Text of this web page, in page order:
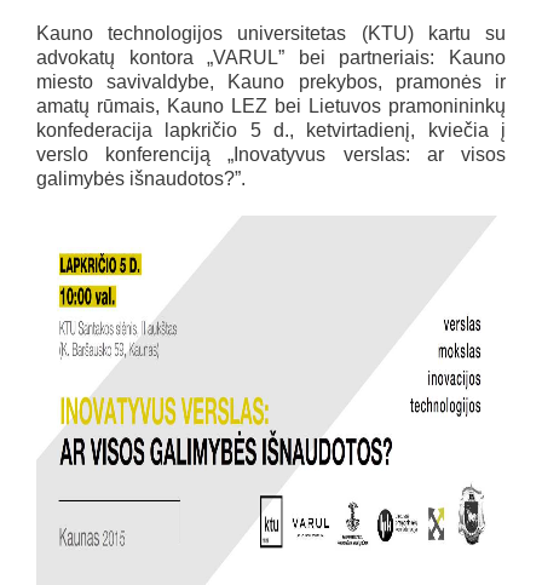
Kauno technologijos universitetas (KTU) kartu su
advokatų kontora „VARUL” bei partneriais: Kauno
miesto savivaldybe, Kauno prekybos, pramonės ir
amatų rūmais, Kauno LEZ bei Lietuvos pramonininkų
konfederacija lapkričio 5 d., ketvirtadienį, kviečia į
verslo konferenciją „Inovatyvus verslas: ar visos
galimybės išnaudotos?”.